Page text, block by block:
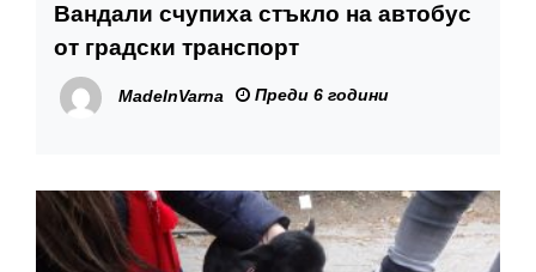
Вандали счупиха стъкло на автобус
от градски транспорт
MadeInVarna Преди 6 години